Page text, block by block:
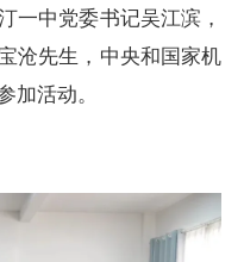
一中党委书记吴江滨，
沧先生，中央和国家机
加活动。